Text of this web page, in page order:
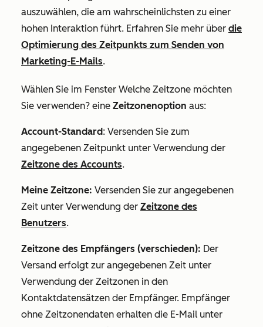
auszuwählen, die am wahrscheinlichsten zu einer
hohen Interaktion führt. Erfahren Sie mehr über die
Optimierung des Zeitpunkts zum Senden von
Marketing-E-Mails.
Wählen Sie im Fenster Welche Zeitzone möchten
Sie verwenden? eine Zeitzonenoption aus:
Account-Standard: Versenden Sie zum
angegebenen Zeitpunkt unter Verwendung der
Zeitzone des Accounts.
Meine Zeitzone: Versenden Sie zur angegebenen
Zeit unter Verwendung der Zeitzone des
Benutzers.
Zeitzone des Empfängers (verschieden): Der
Versand erfolgt zur angegebenen Zeit unter
Verwendung der Zeitzonen in den
Kontaktdatensätzen der Empfänger. Empfänger
ohne Zeitzonendaten erhalten die E-Mail unter